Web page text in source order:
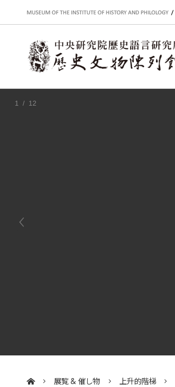
:::
1 / 12
展覧 & 催し物 上升的階梯